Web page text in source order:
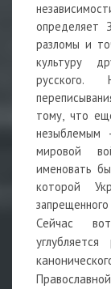
определяет
разломы и
культуру
русского.
тому, что
мировой
именовать
которой
Сейчас